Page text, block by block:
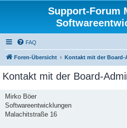
Support-Forum
FAQ
Foren-Übersicht Kontakt mit der
Kontakt mit der Board-
Mirko Böer
Softwareentwicklungen
Malachitstraße 16